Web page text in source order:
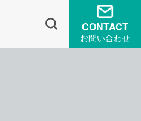
CONTACT
お問い合わせ